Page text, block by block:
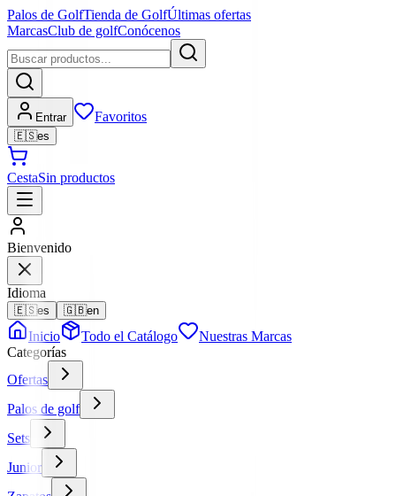
Palos de GolfTienda de GolfÚltimas ofertas
MarcasClub de golfConócenos
Entrar Favoritos
🇪🇸es
CestaSin productos
Bienvenido
Idioma
🇪🇸es 🇬🇧en
Inicio Todo el Catálogo
Nuestras Marcas
Categorías
Ofertas
Palos de golf
Sets
Junior